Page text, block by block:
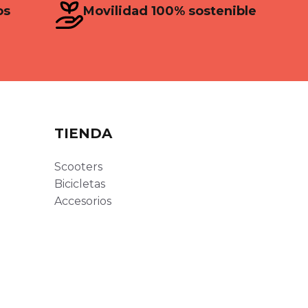
Movilidad 100% sostenible
TIENDA
Scooters
Bicicletas
Accesorios